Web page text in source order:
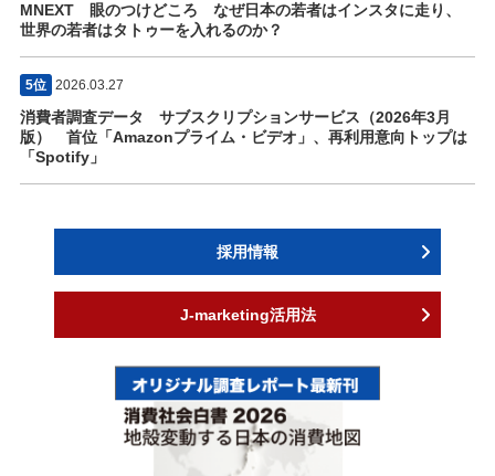
MNEXT 眼のつけどころ なぜ日本の若者はインスタに走り、
世界の若者はタトゥーを入れるのか？
5位 2026.03.27
消費者調査データ サブスクリプションサービス（2026年3月
版） 首位「Amazonプライム・ビデオ」、再利用意向トップは
「Spotify」
採用情報
J-marketing活用法